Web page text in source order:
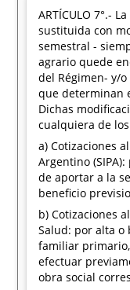
ARTÍCULO 7°.-
sustituida con
semestral -
agrario quede
del Régimen- y/
que determinan
Dichas
cualquiera de
a) Cotizaciones
Argentino
de aportar a la
beneficio
b) Cotizaciones
Salud: por alta
familiar
efectuar
obra social